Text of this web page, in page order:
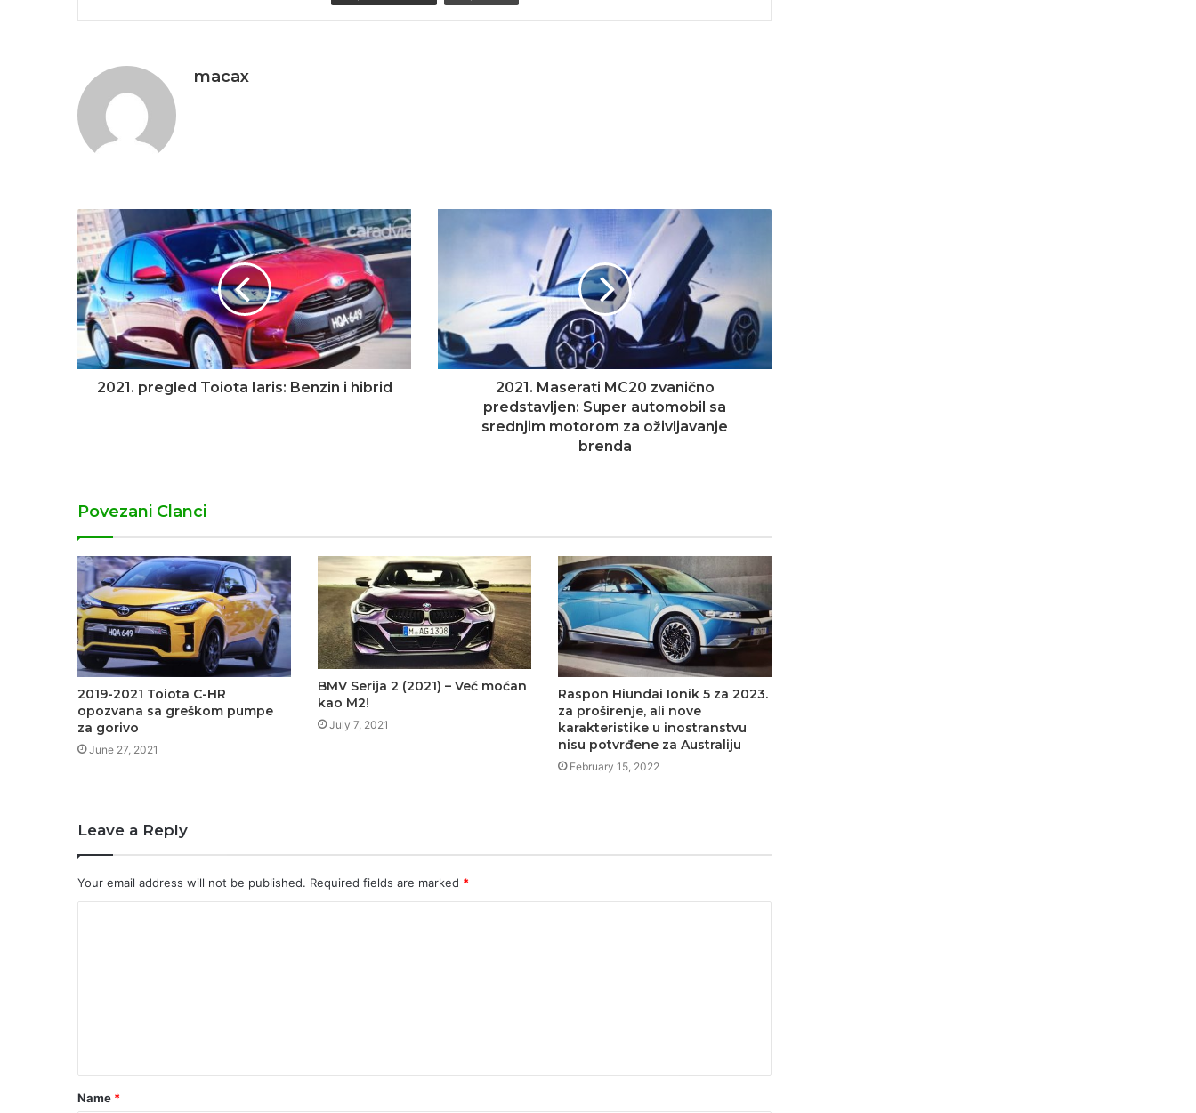
macax
2021. pregled Toiota Iaris: Benzin i hibrid
2021. Maserati MC20 zvanično
predstavljen: Super automobil sa
srednjim motorom za oživljavanje
brenda
Povezani Clanci
2019-2021 Toiota C-HR
opozvana sa greškom pumpe
za gorivo
June 27, 2021
BMV Serija 2 (2021) – Već moćan
kao M2!
July 7, 2021
Raspon Hiundai Ionik 5 za 2023.
za proširenje, ali nove
karakteristike u inostranstvu
nisu potvrđene za Australiju
February 15, 2022
Leave a Reply
Your email address will not be published. Required fields are marked *
t
*
Name *